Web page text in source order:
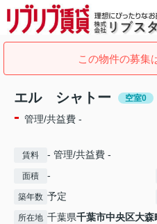
この物件の募集
エル シャトー 空室0
- 管理/共益費 -
賃料 - 管理/共益費 -
面積 -
築年数 予定
所在地 千葉県千葉市中央区大森